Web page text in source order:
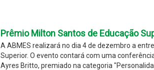
Prêmio Milton Santos de Educação
A ABMES realizará no dia 4 de dezembro a
Superior. O evento contará com uma
Ayres Britto, premiado na categoria